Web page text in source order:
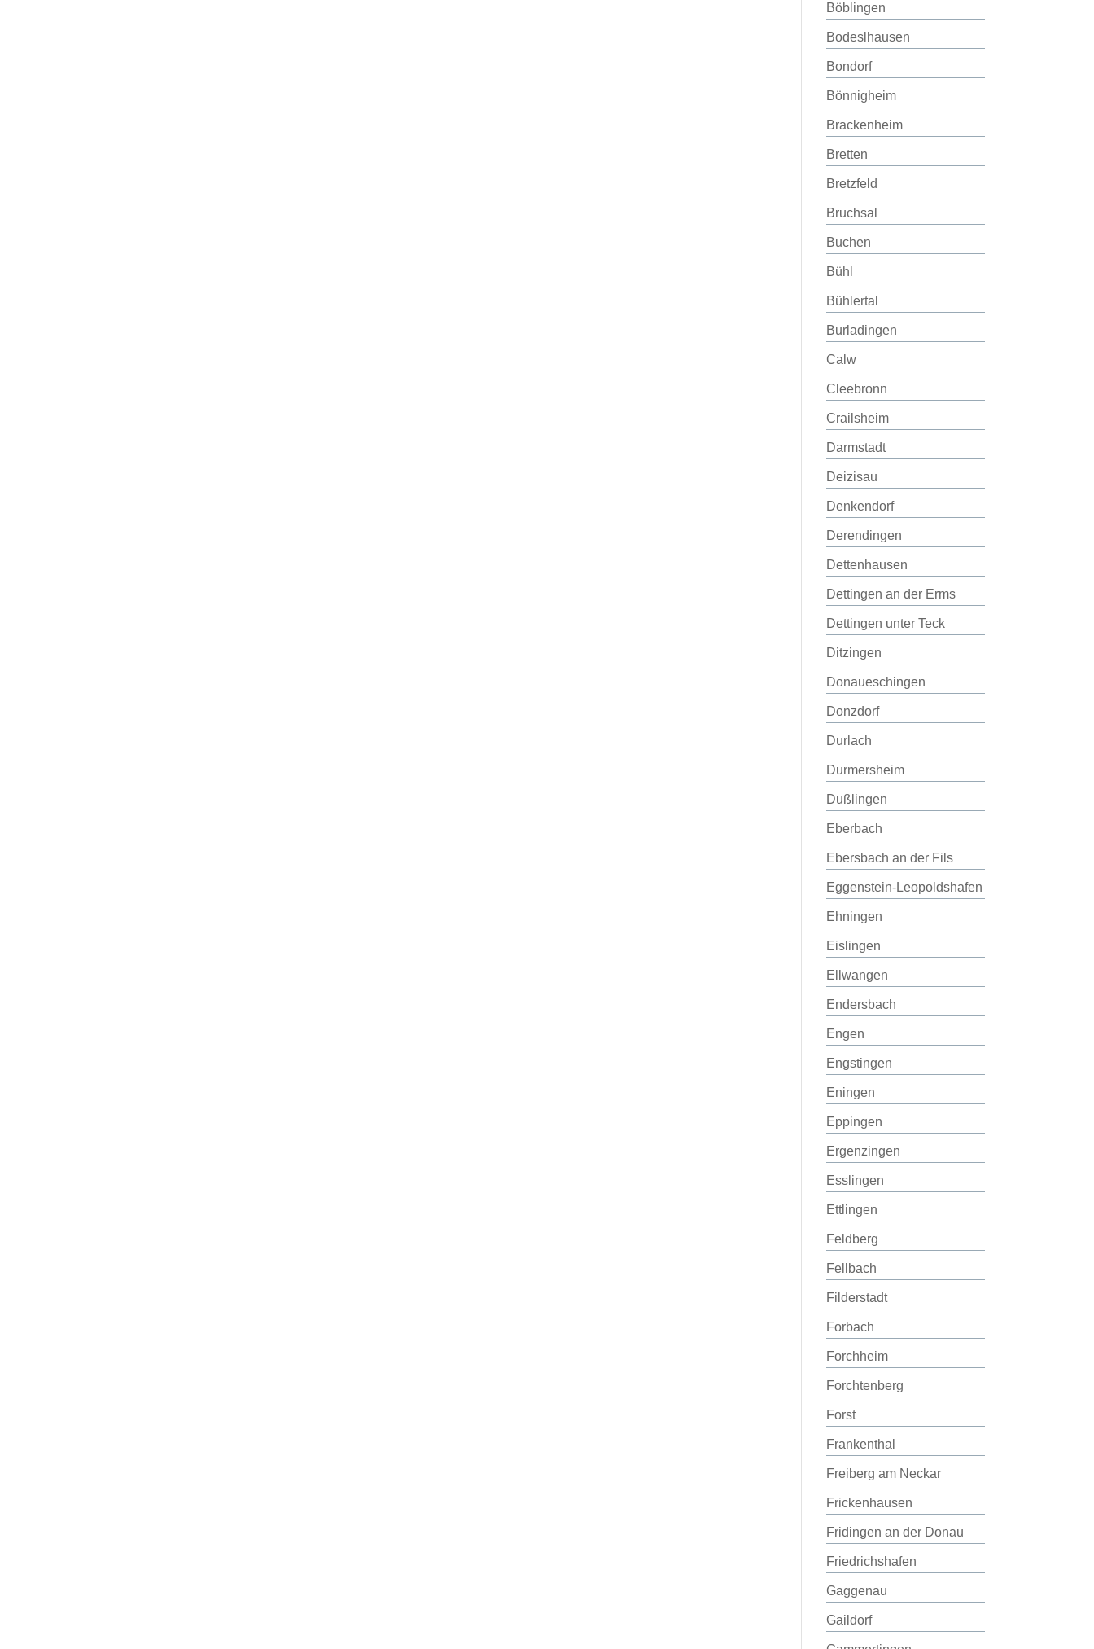
Böblingen
Bodeslhausen
Bondorf
Bönnigheim
Brackenheim
Bretten
Bretzfeld
Bruchsal
Buchen
Bühl
Bühlertal
Burladingen
Calw
Cleebronn
Crailsheim
Darmstadt
Deizisau
Denkendorf
Derendingen
Dettenhausen
Dettingen an der Erms
Dettingen unter Teck
Ditzingen
Donaueschingen
Donzdorf
Durlach
Durmersheim
Dußlingen
Eberbach
Ebersbach an der Fils
Eggenstein-Leopoldshafen
Ehningen
Eislingen
Ellwangen
Endersbach
Engen
Engstingen
Eningen
Eppingen
Ergenzingen
Esslingen
Ettlingen
Feldberg
Fellbach
Filderstadt
Forbach
Forchheim
Forchtenberg
Forst
Frankenthal
Freiberg am Neckar
Frickenhausen
Fridingen an der Donau
Friedrichshafen
Gaggenau
Gaildorf